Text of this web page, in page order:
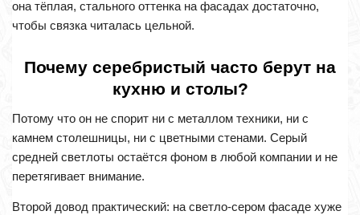
она тёплая, стального оттенка на фасадах достаточно,
чтобы связка читалась цельной.
Почему серебристый часто берут на
кухню и столы?
Потому что он не спорит ни с металлом техники, ни с
камнем столешницы, ни с цветными стенами. Серый
средней светлоты остаётся фоном в любой компании и не
перетягивает внимание.
Второй довод практический: на светло-сером фасаде хуже